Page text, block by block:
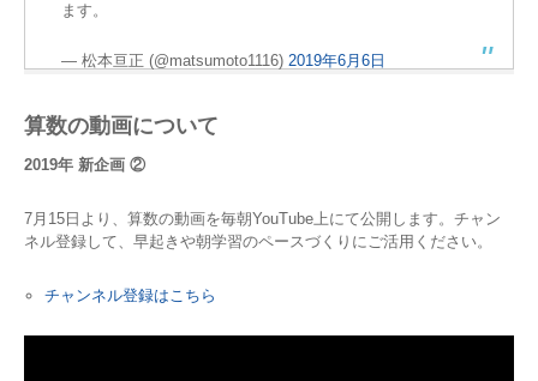
ます。
— 松本亘正 (@matsumoto1116) 2019年6月6日
算数の動画について
2019年 新企画 ②
7月15日より、算数の動画を毎朝YouTube上にて公開します。チャン
ネル登録して、早起きや朝学習のペースづくりにご活用ください。
チャンネル登録はこちら